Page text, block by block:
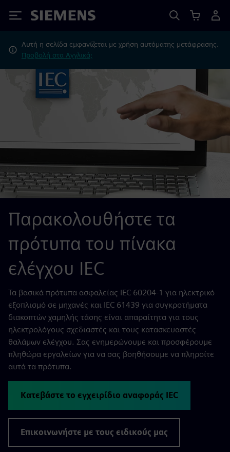
Siemens
Αυτή η σελίδα εμφανίζεται με χρήση αυτόματης μετάφρασης.
Προβολή στα Αγγλικά;
Παρακολουθήστε τα
πρότυπα του πίνακα
ελέγχου IEC
Τα βασικά πρότυπα ασφαλείας IEC 60204-1 για ηλεκτρικό
εξοπλισμό σε μηχανές και IEC 61439 για συγκροτήματα
διακοπτών χαμηλής τάσης είναι απαραίτητα για τους
ηλεκτρολόγους σχεδιαστές και τους κατασκευαστές
θαλάμων ελέγχου. Σας ενημερώνουμε και προσφέρουμε
πληθώρα εργαλείων για να σας βοηθήσουμε να πληροίτε
αυτά τα πρότυπα.
Κατεβάστε το εγχειρίδιο αναφοράς IEC
Επικοινωνήστε με τους ειδικούς μας